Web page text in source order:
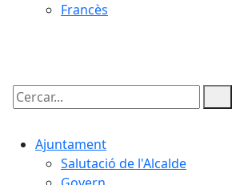
Francès
Cercar:
Ajuntament
Salutació de l'Alcalde